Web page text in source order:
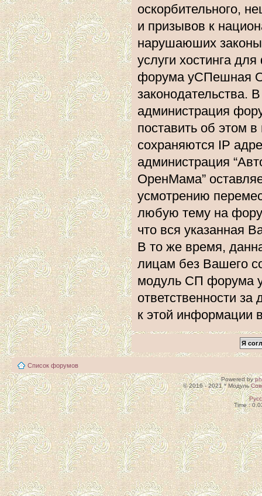
оскорбительного,
и призывов к
нарушаюших законы
услуги хостинга
форума уСПешная
законодательства.
администрация
поставить об этом
сохраняются IP
администрация
ОренМама”
усмотрению
любую тему на
что вся указанная
В то же время,
лицам без Вашего
модуль СП форума
ответственности за
к этой информации
Список форумов
Powered by
© 2016 - 2021 * Модуль
Time :